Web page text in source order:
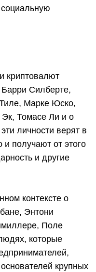
криптовалют
Силберте,
Марке Юско,
Томасе Ли и о
личности верят в
получают от этого
и другие
контексте о
Энтони
Поле
которые
крупных